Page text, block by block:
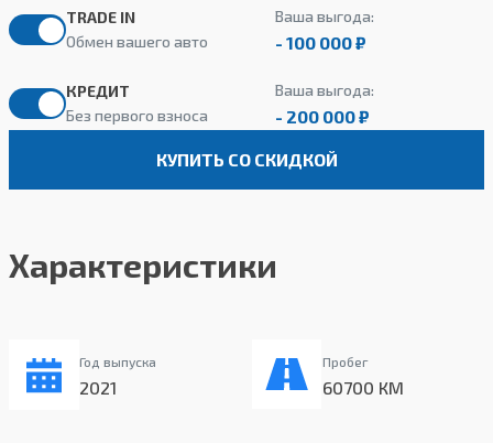
TRADE IN
Обмен вашего авто
Ваша выгода:
- 100 000 ₽
КРЕДИТ
Без первого взноса
Ваша выгода:
- 200 000 ₽
КУПИТЬ СО СКИДКОЙ
Характеристики
Год выпуска
2021
Пробег
60700 КМ